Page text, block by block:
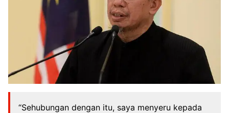
“Sehubungan dengan itu, saya menyeru kepada